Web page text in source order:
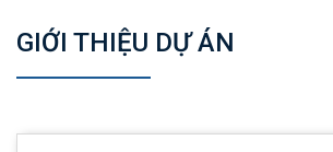
GIỚI THIỆU DỰ ÁN